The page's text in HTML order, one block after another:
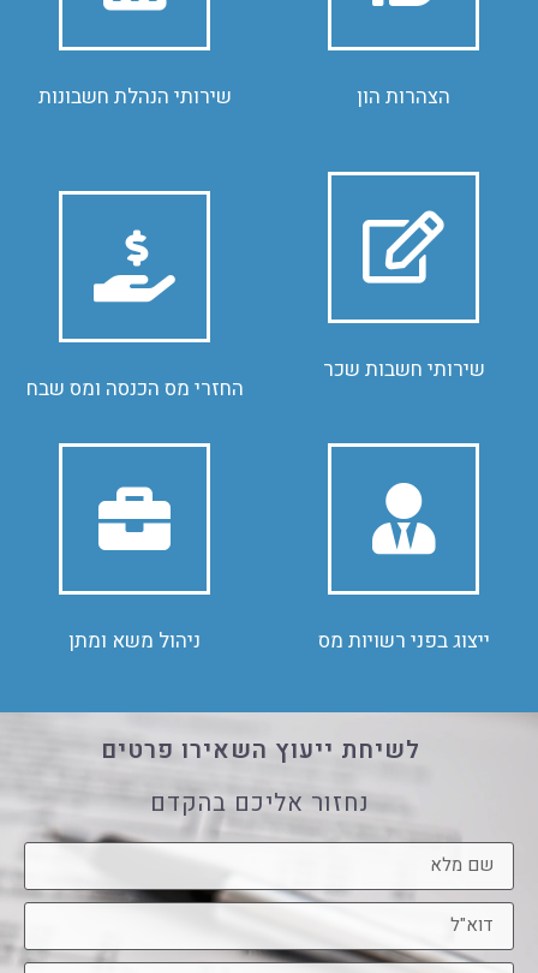
הצהרות הון
הכנת הצהרות הון והשוואת הון
שירותי הנהלת חשבונות
שרותי הנהלת חשבונות ודיווח
שירותי חשבות שכר
הפקת תלושי שכר, ניהול תיק
לפרטים
החזרי מס הכנסה ומס שבח
החזרי מס הכנסה ומס שבח
לפרטים
ייצוג בפני רשויות מס
ייצוג בפני רשויות מס
לפרטים
ניהול משא ומתן
ניהול משא ומתן, תיהלוך
לשיחת ייעוץ השאירו פרטים
נחזור אליכם בהקדם